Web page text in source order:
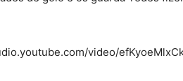
video/